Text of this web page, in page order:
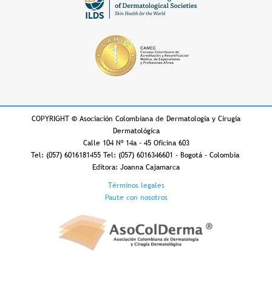
COPYRIGHT © Asociación Colombiana de Dermatología y Cirugía
Dermatológica
Calle 104 Nº 14a - 45 Oficina 603
Tel: (057) 6016181455 Tel: (057) 6016346601 - Bogotá - Colombia
Editora: Joanna Cajamarca
Términos legales
Paute con nosotros